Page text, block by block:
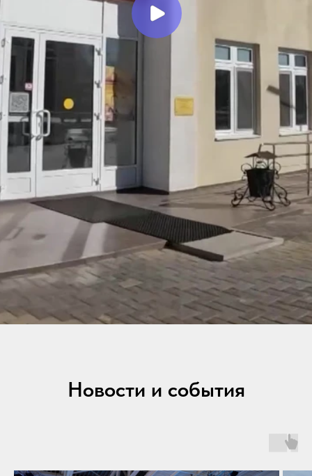
Новости и события